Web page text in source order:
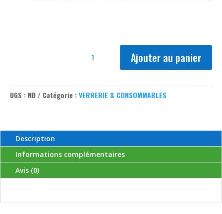
alcool Ajouter au panier
UGS : ND Catégorie :VERRERIE & CONSOMMABLES
Description
Informations complémentaires
Avis (0)